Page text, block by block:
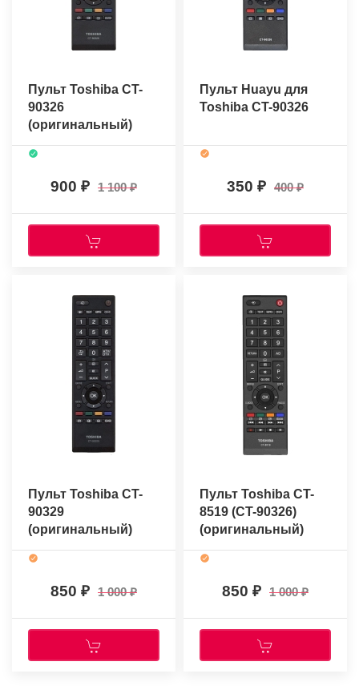
Пульт Toshiba CT-
90326
(оригинальный)
900 1 100
Пульт Huayu для
Toshiba CT-90326
350 400
Пульт Toshiba CT-
90329
(оригинальный)
850 1 000
Пульт Toshiba CT-
8519 (CT-90326)
(оригинальный)
850 1 000